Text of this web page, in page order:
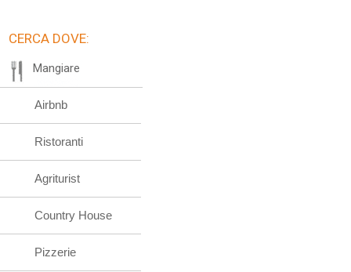
CERCA DOVE:
Mangiare
Airbnb
Ristoranti
Agriturist
Country House
Pizzerie